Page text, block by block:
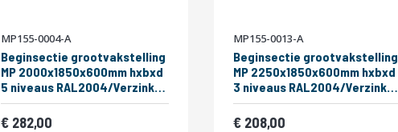
MP155-0004-A
Beginsectie grootvakstelling
MP 2000x1850x600mm hxbxd
5 niveaus RAL2004/Verzinkt
400kg
Vanaf
282,00
MP155-0013-A
Beginsectie grootvakstelling
MP 2250x1850x600mm hxbxd
3 niveaus RAL2004/Verzinkt
400kg
Vanaf
208,00